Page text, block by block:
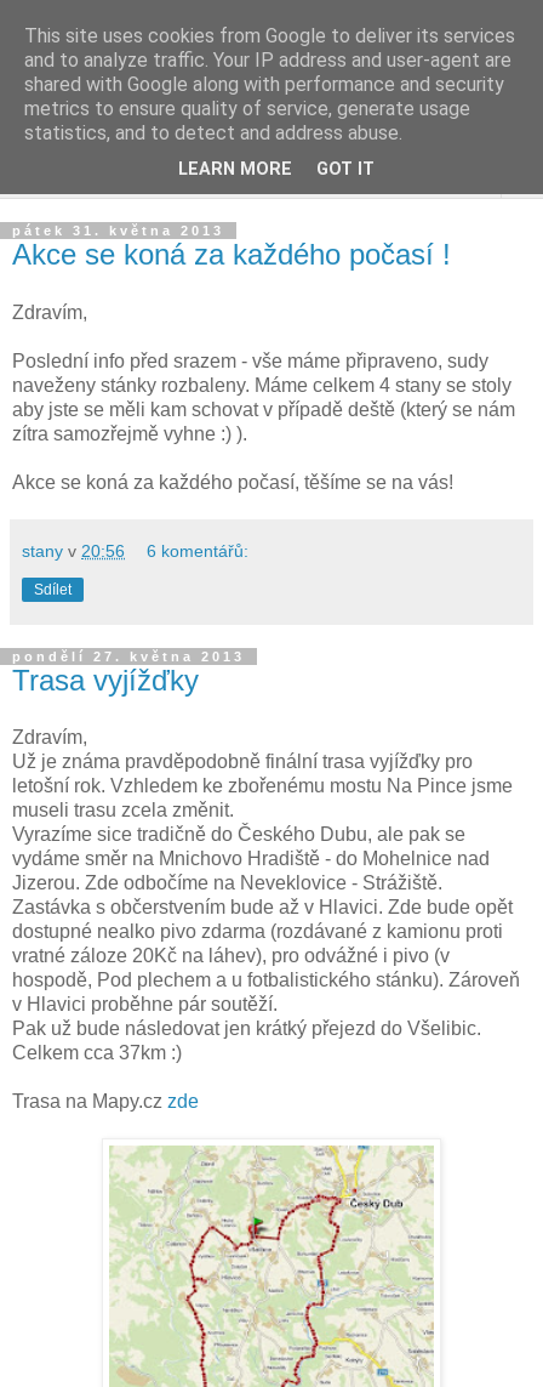
pátek 31. května 2013
Akce se koná za každého počasí !
Zdravím,
Poslední info před srazem - vše máme připraveno, sudy
naveženy stánky rozbaleny. Máme celkem 4 stany se stoly
aby jste se měli kam schovat v případě deště (který se nám
zítra samozřejmě vyhne :) ).
Akce se koná za každého počasí, těšíme se na vás!
stany v 20:56 6 komentářů:
Sdílet
pondělí 27. května 2013
Trasa vyjížďky
Zdravím,
Už je známa pravděpodobně finální trasa vyjížďky pro
letošní rok. Vzhledem ke zbořenému mostu Na Pince jsme
museli trasu zcela změnit.
Vyrazíme sice tradičně do Českého Dubu, ale pak se
vydáme směr na Mnichovo Hradiště - do Mohelnice nad
Jizerou. Zde odbočíme na Neveklovice - Strážiště.
Zastávka s občerstvením bude až v Hlavici. Zde bude opět
dostupné nealko pivo zdarma (rozdávané z kamionu proti
vratné záloze 20Kč na láhev), pro odvážné i pivo (v
hospodě, Pod plechem a u fotbalistického stánku). Zároveň
v Hlavici proběhne pár soutěží.
Pak už bude následovat jen krátký přejezd do Všelibic.
Celkem cca 37km :)
Trasa na Mapy.cz zde
This site uses cookies from Google to deliver its services
and to analyze traffic. Your IP address and user-agent are
shared with Google along with performance and security
metrics to ensure quality of service, generate usage
statistics, and to detect and address abuse.
LEARN MORE GOT IT